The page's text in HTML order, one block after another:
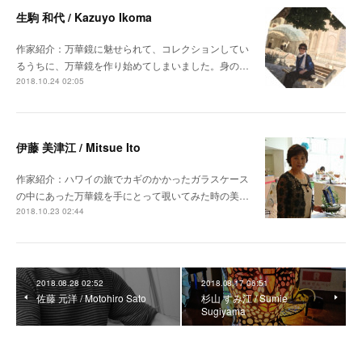
生駒 和代 / Kazuyo Ikoma
作家紹介：万華鏡に魅せられて、コレクションしてい
るうちに、万華鏡を作り始めてしまいました。身の…
2018.10.24 02:05
伊藤 美津江 / Mitsue Ito
作家紹介：ハワイの旅でカギのかかったガラスケース
の中にあった万華鏡を手にとって覗いてみた時の美…
2018.10.23 02:44
2018.08.28 02:52
佐藤 元洋 / Motohiro Sato
2018.08.17 06:51
杉山 すみ江 / Sumie
Sugiyama